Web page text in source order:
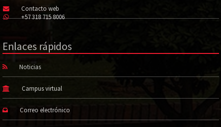
Contacto web
+57 318 715 8006
Enlaces rápidos
Noticias
Campus virtual
Correo electrónico